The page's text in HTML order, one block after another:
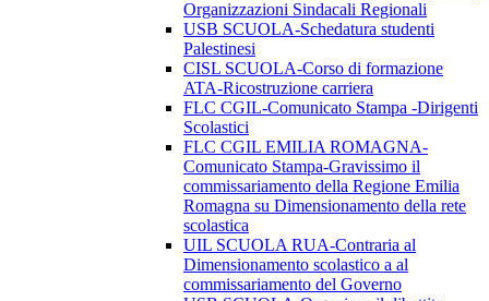
Organizzazioni Sindacali Regionali
USB SCUOLA-Schedatura studenti
Palestinesi
CISL SCUOLA-Corso di formazione
ATA-Ricostruzione carriera
FLC CGIL-Comunicato Stampa -Dirigenti
Scolastici
FLC CGIL EMILIA ROMAGNA-
Comunicato Stampa-Gravissimo il
commissariamento della Regione Emilia
Romagna su Dimensionamento della rete
scolastica
UIL SCUOLA RUA-Contraria al
Dimensionamento scolastico a al
commissariamento del Governo